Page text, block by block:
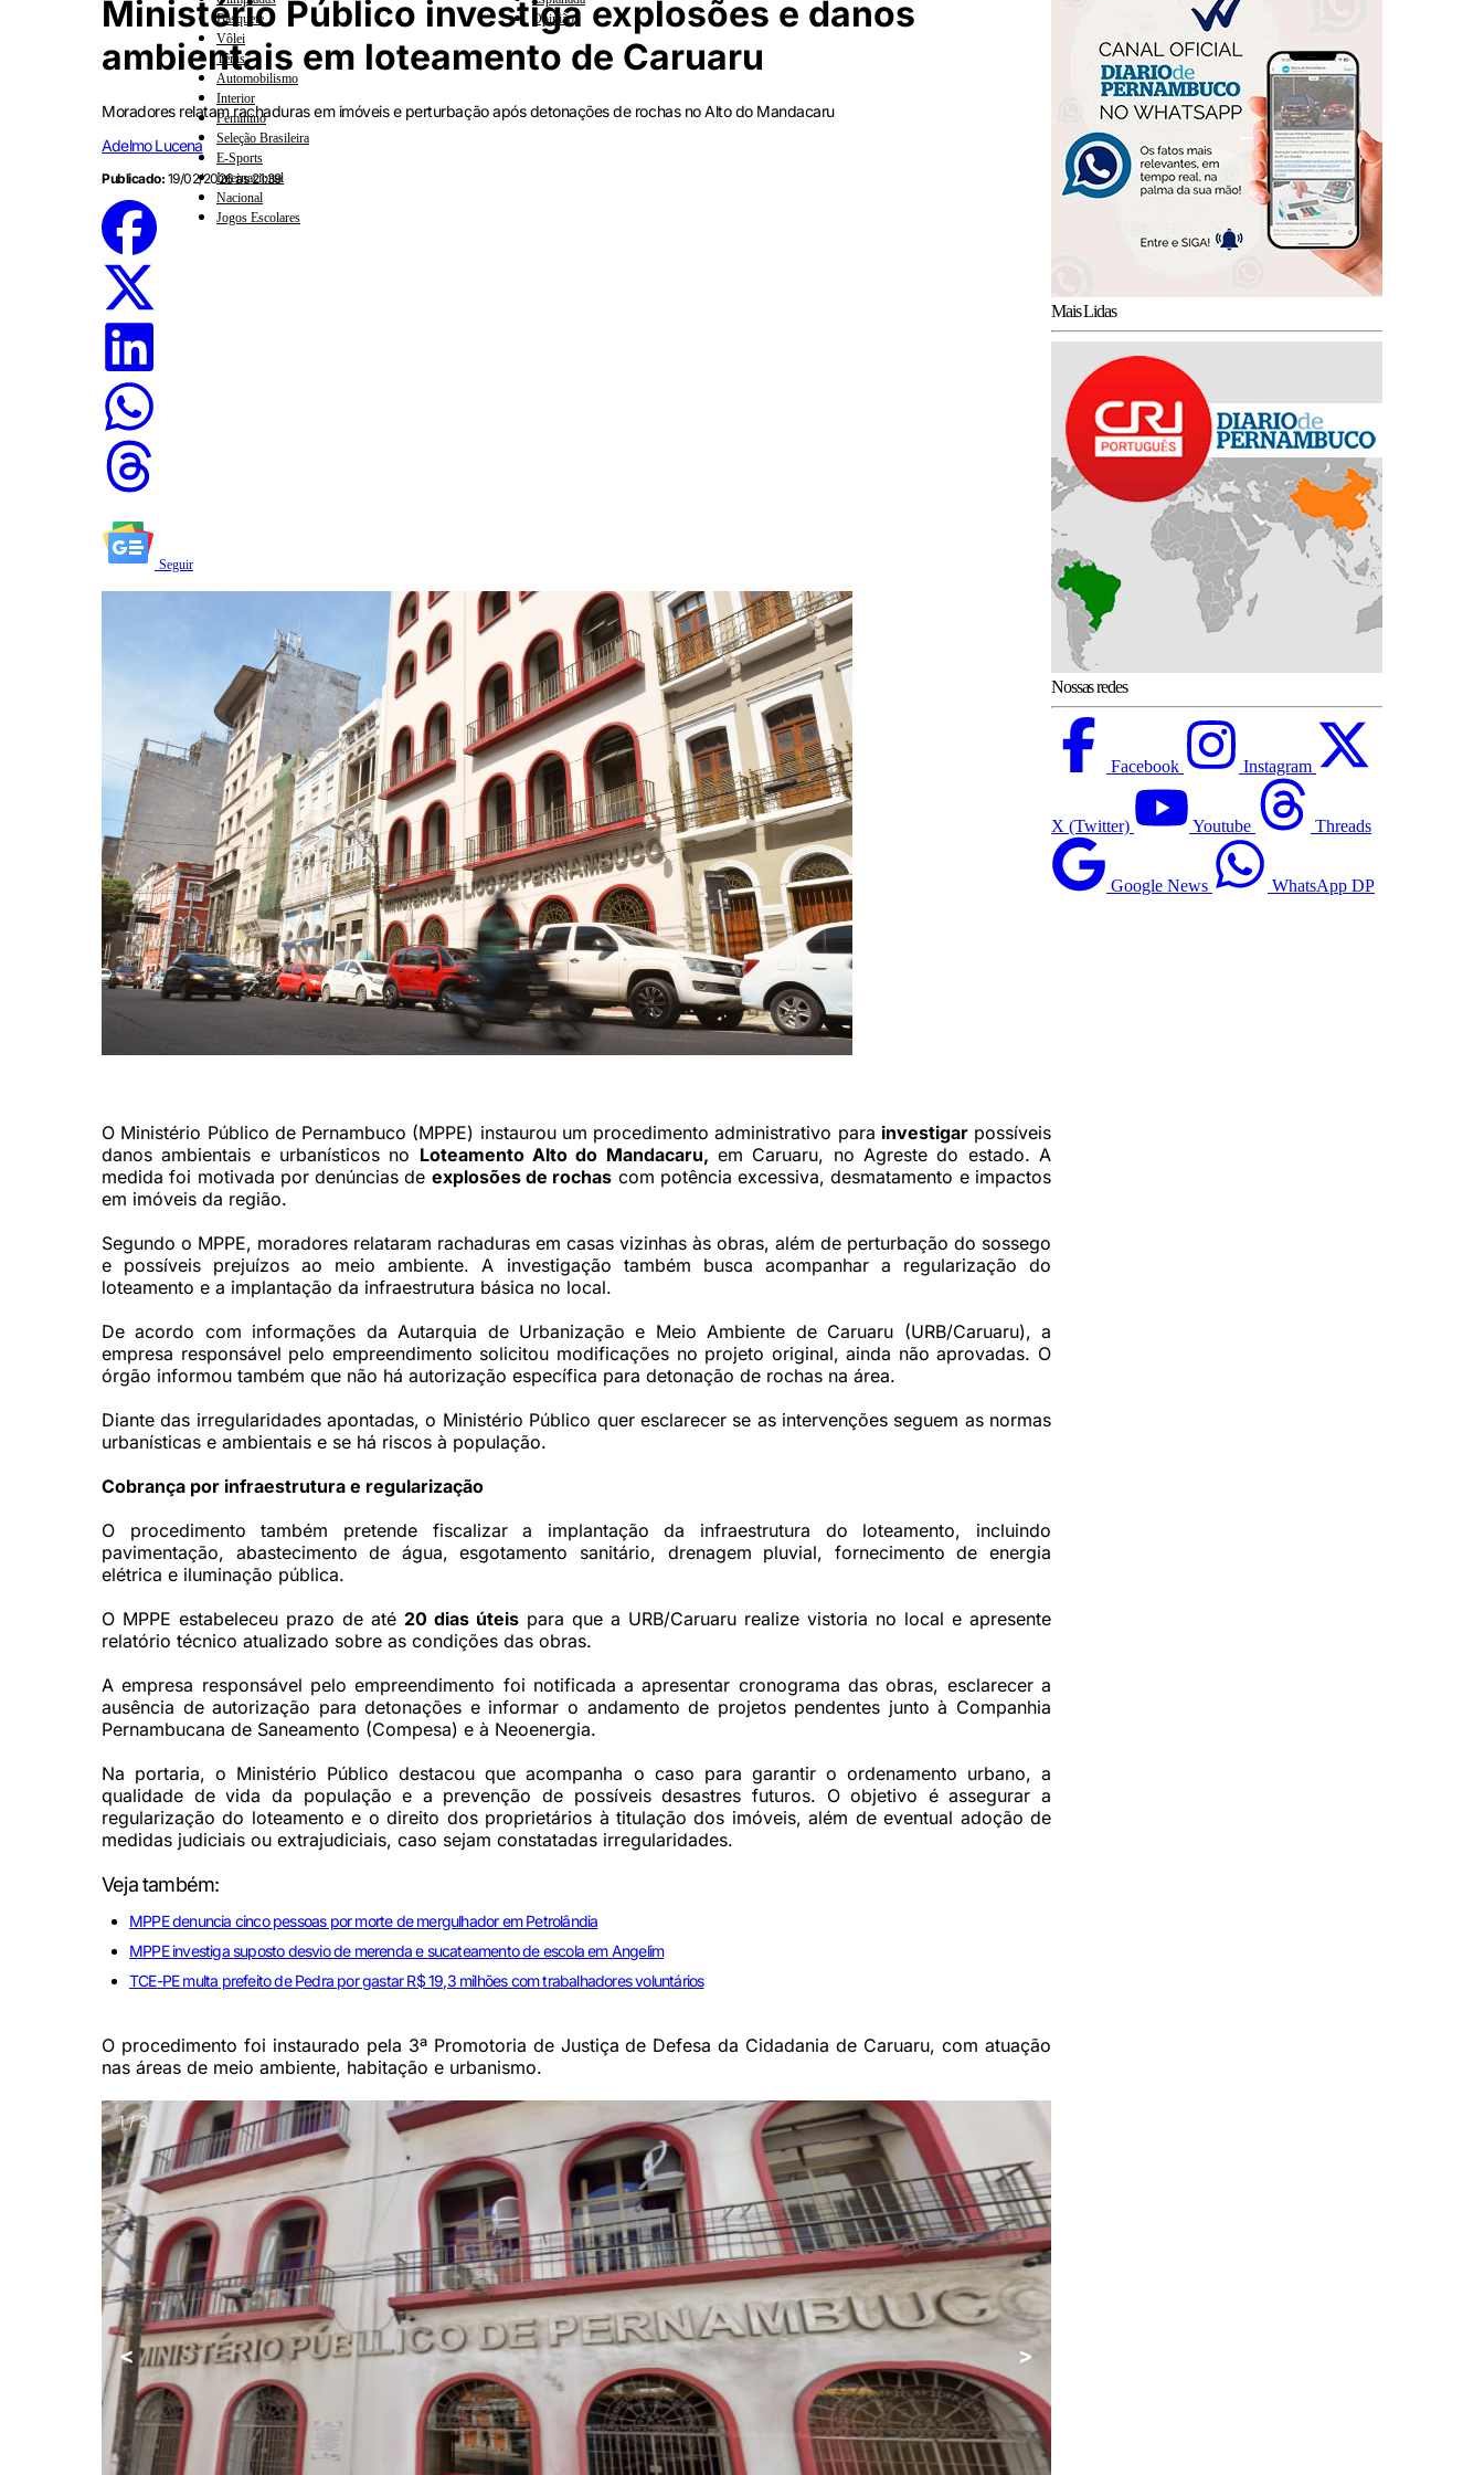
Basquete
Vôlei
Tênis
Automobilismo
Interior
Feminino
Seleção Brasileira
E-Sports
Internacional
Nacional
Jogos Escolares
Opinião
Ministério Público investiga explosões e danos
ambientais em loteamento de Caruaru
Moradores relatam rachaduras em imóveis e perturbação após detonações de rochas no Alto do Mandacaru
Adelmo Lucena
Publicado: 19/02/2026 às 21:39
Seguir
O Ministério Público de Pernambuco (MPPE) instaurou um procedimento administrativo para investigarpossíveis
danos ambientais e urbanísticos no Loteamento Alto do Mandacaru, em Caruaru, no Agreste do estado. A
medida foi motivada por denúncias de explosões de rochas com potência excessiva, desmatamento e impactos
em imóveis da região.
Segundo o MPPE, moradores relataram rachaduras em casas vizinhas às obras, além de perturbação do sossego
e possíveis prejuízos ao meio ambiente. A investigação também busca acompanhar a regularização do
loteamento e a implantação da infraestrutura básica no local.
De acordo com informações da Autarquia de Urbanização e Meio Ambiente de Caruaru (URB/Caruaru), a
empresa responsável pelo empreendimento solicitou modificações no projeto original, ainda não aprovadas. O
órgão informou também que não há autorização específica para detonação de rochas na área.
Diante das irregularidades apontadas, o Ministério Público quer esclarecer se as intervenções seguem as normas
urbanísticas e ambientais e se há riscos à população.
Cobrança por infraestrutura e regularização
O procedimento também pretende fiscalizar a implantação da infraestrutura do loteamento, incluindo
pavimentação, abastecimento de água, esgotamento sanitário, drenagem pluvial, fornecimento de energia
elétrica e iluminação pública.
O MPPE estabeleceu prazo de até 20 dias úteis para que a URB/Caruaru realize vistoria no local e apresente
relatório técnico atualizado sobre as condições das obras.
A empresa responsável pelo empreendimento foi notificada a apresentar cronograma das obras, esclarecer a
ausência de autorização para detonações e informar o andamento de projetos pendentes junto à Companhia
Pernambucana de Saneamento (Compesa) e à Neoenergia.
Na portaria, o Ministério Público destacou que acompanha o caso para garantir o ordenamento urbano, a
qualidade de vida da população e a prevenção de possíveis desastres futuros. O objetivo é assegurar a
regularização do loteamento e o direito dos proprietários à titulação dos imóveis, além de eventual adoção de
medidas judiciais ou extrajudiciais, caso sejam constatadas irregularidades.
Veja também:
MPPE denuncia cinco pessoas por morte de mergulhador em Petrolândia
MPPE investiga suposto desvio de merenda e sucateamento de escola em Angelim
TCE-PE multa prefeito de Pedra por gastar R$ 19,3 milhões com trabalhadores voluntários
O procedimento foi instaurado pela 3ª Promotoria de Justiça de Defesa da Cidadania de Caruaru, com atuação
nas áreas de meio ambiente, habitação e urbanismo.
1 / 3
< >
Mais Lidas
Nossas redes
Facebook Instagram
X (Twitter) Youtube Threads
Google News WhatsApp DP